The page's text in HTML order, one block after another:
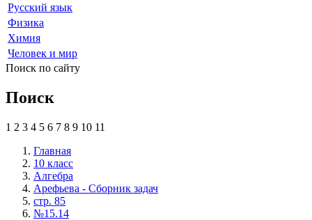
Русский язык
Физика
Химия
Человек и мир
Поиск по сайту
Поиск
1 2 3 4 5 6 7 8 9 10 11
Главная
10 класс
Алгебра
Арефьева - Сборник задач
стр. 85
№15.14